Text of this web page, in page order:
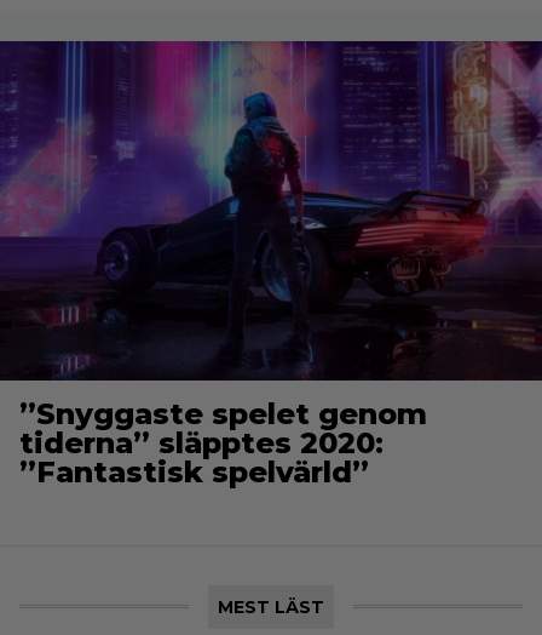
”Snyggaste spelet genom
tiderna” släpptes 2020:
”Fantastisk spelvärld”
MEST LÄST